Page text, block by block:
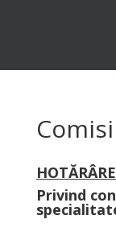
Privind